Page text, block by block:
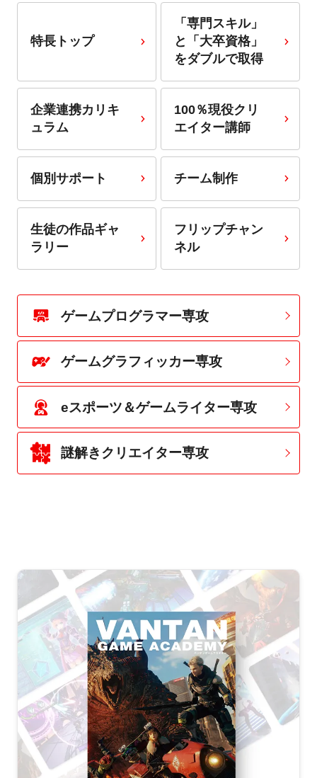
特長トップ
「専門スキル」
と「大卒資格」
をダブルで取得
企業連携カリキ
ュラム
100％現役クリ
エイター講師
個別サポート チーム制作
生徒の作品ギャ
ラリー
フリップチャン
ネル
ゲームプログラマー専攻
ゲームグラフィッカー専攻
eスポーツ＆ゲームライター専攻
謎解きクリエイター専攻